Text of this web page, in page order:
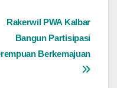
Rakerwil PWA Kalbar
Bangun Partisipasi
Berkemajuan